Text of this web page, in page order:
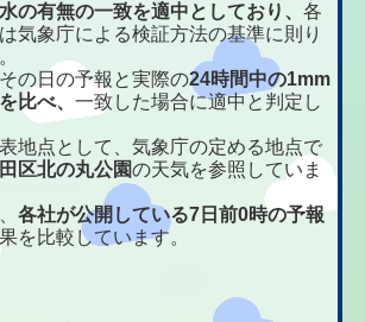
の有無の一致を適中としており、各
気象庁による検証方法の基準に則り
の日の予報と実際の24時間中の1mm
比べ、一致した場合に適中と判定し
地点として、気象庁の定める地点で
区北の丸公園の天気を参照していま
各社が公開している7日前0時の予報
を比較しています。